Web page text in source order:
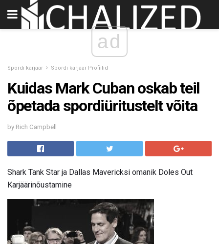
ad
Spordi karjäär Spordi karjäär Profiilid
Kuidas Mark Cuban oskab teil
õpetada spordiüritustelt võita
by Rich Campbell
Shark Tank Star ja Dallas Mavericksi omanik Doles Out
Karjäärinõustamine